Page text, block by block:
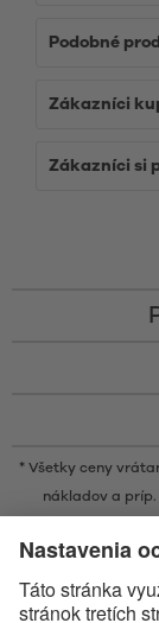
Podobné
Zákazníci
Zákazníci si
* Všetky ceny
nákladov a príp.
spoločnosť
Označenie Apple,